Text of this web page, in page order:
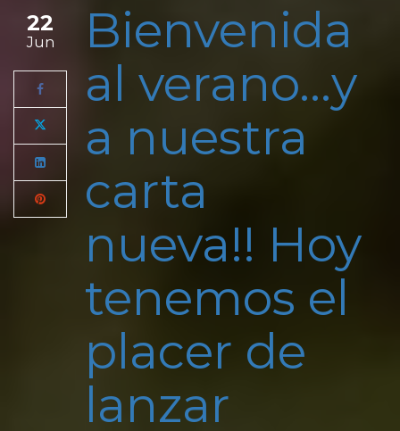
22
Jun
Bienvenida
al verano…y
a nuestra
carta
nueva!! Hoy
tenemos el
placer de
lanzar